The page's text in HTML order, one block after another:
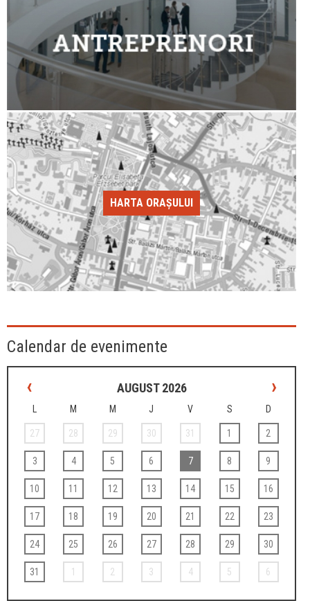
HARTA ORAȘULUI
Calendar de evenimente
‹ AUGUST 2026 ›
L M M J V S D
27 28 29 30 31 1 2
3 4 5 6 7 8 9
10 11 12 13 14 15 16
17 18 19 20 21 22 23
24 25 26 27 28 29 30
31 1 2 3 4 5 6